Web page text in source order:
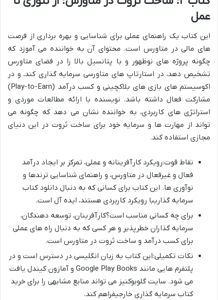
عمل
این کتاب یک راهنمای عملی برای شناسایی و بهره برداری از فرصت
های مالی در متاورس است. محتوای آن به خواننده می آموزد که
چگونه پروژه های نوظهور و با پتانسیل بالا را در فضای متاورس
تشخیص دهد، در استارتاپ های متاورسی سرمایه گذاری کند، و در
اکوسیستم های بازی های بلاکچینی و کسب درآمد (Play-to-Earn)
مشارکت فعال داشته باشد. نویسنده با ارائه مطالعات موردی و
استراتژی های کاربردی، به خواننده نشان می دهد که چگونه می
تواند از مهارت ها و سرمایه خود برای ساخت ثروت در این دنیای
مجازی استفاده کند.
نقاط قوت:رویکرد کارآفرینانه و عملی، تمرکز بر ایجاد درآمد
فعال و غیرفعال در متاورس، و راهنمای شناسایی ترندها و
نوآوری ها. این کتاب برای کسانی که به دنبال دانلود کتاب
سرمایه گذاریبا رویکرد کاربردی هستند، ایده آل است.
برای چه کسانی مناسب است؟کارآفرینان، توسعه دهندگان،
سرمایه گذاران خطرپذیر و هر کسی که به دنبال راه های عملی
برای کسب درآمد و ساخت ثروت در متاورس است.
نکات تکمیلی:این کتاب به زبان انگلیسی در دسترس است و در
پلتفرم هایی مانند Google Play Books و آمازون کیندل یافت
می شود. سایت گلوبوکنیز می تواند منابع مشابهی را برای خرید
کتاب سرمایه گذاری خارجیفراهم کند.